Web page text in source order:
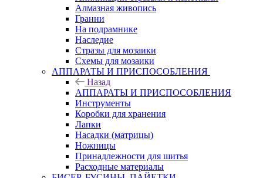
Алмазная живопись
Гранни
На подрамнике
Наследие
Стразы для мозаики
Схемы для мозаики
АППАРАТЫ И ПРИСПОСОБЛЕНИЯ
Назад
АППАРАТЫ И ПРИСПОСОБЛЕНИЯ
Инструменты
Коробки для хранения
Лапки
Насадки (матрицы)
Ножницы
Принадлежности для шитья
Расходные материалы